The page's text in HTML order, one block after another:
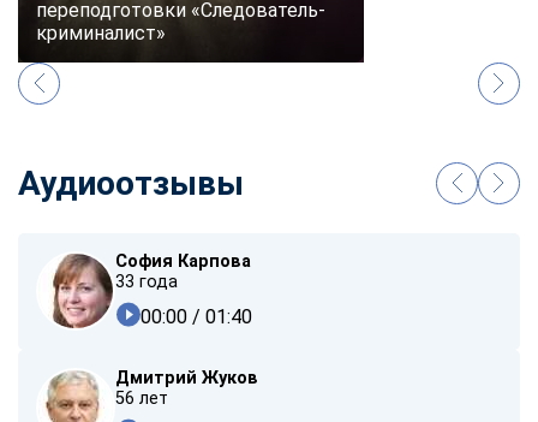
переподготовки «Следователь-
криминалист»
Аудиоотзывы
София Карпова
33 года
00:00 / 01:40
Дмитрий Жуков
56 лет